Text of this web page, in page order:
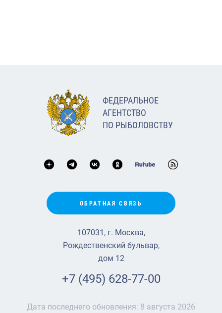
ФЕДЕРАЛЬНОЕ
АГЕНТСТВО
ПО РЫБОЛОВСТВУ
ОБРАТНАЯ СВЯЗЬ
107031, г. Москва,
Рождественский бульвар,
дом 12
+7 (495) 628-77-00
Дата последнего обновления: 8 августа 2026